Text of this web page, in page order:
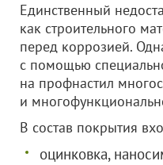
Единственный
как строительного
перед коррозией.
с помощью
на профнастил
и
В состав покрытия
оцинковка,